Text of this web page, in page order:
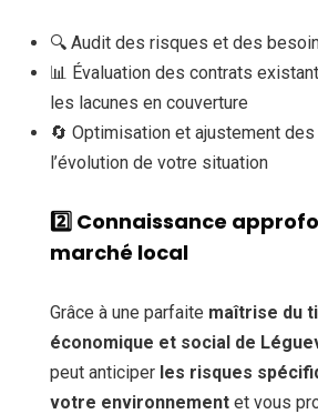
🔍 Audit des risques et des
📊 Évaluation des contrats
les lacunes en couverture
🔄 Optimisation et ajustement
l’évolution de votre situation
2️⃣ Connaissance
marché local
Grâce à une parfaite maîtrise du
économique et social de
peut anticiper les risques
votre environnement et vous